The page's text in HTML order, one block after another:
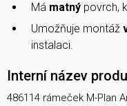
Má matný povrch,
Umožňuje montáž
instalaci.
Interní název
486114 rámeček M-Plan